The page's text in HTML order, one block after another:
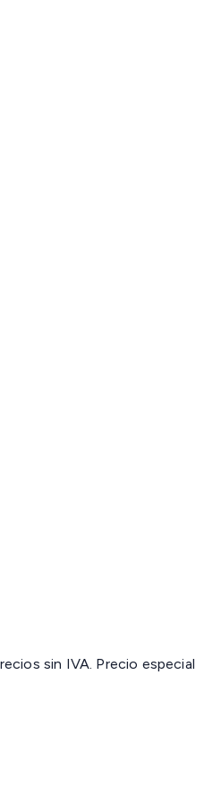
sin IVA. Precio especial